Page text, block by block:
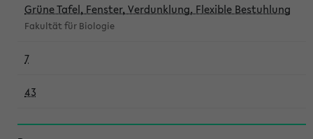
Grüne Tafel, Fenster, Verdunklung, Flexible Bestuhlung
Fakultät für Biologie
7
43